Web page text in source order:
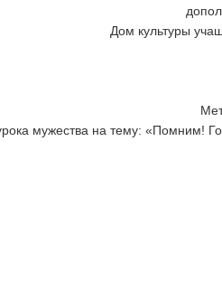
Дом культуры
мужества на тему: «Помним!